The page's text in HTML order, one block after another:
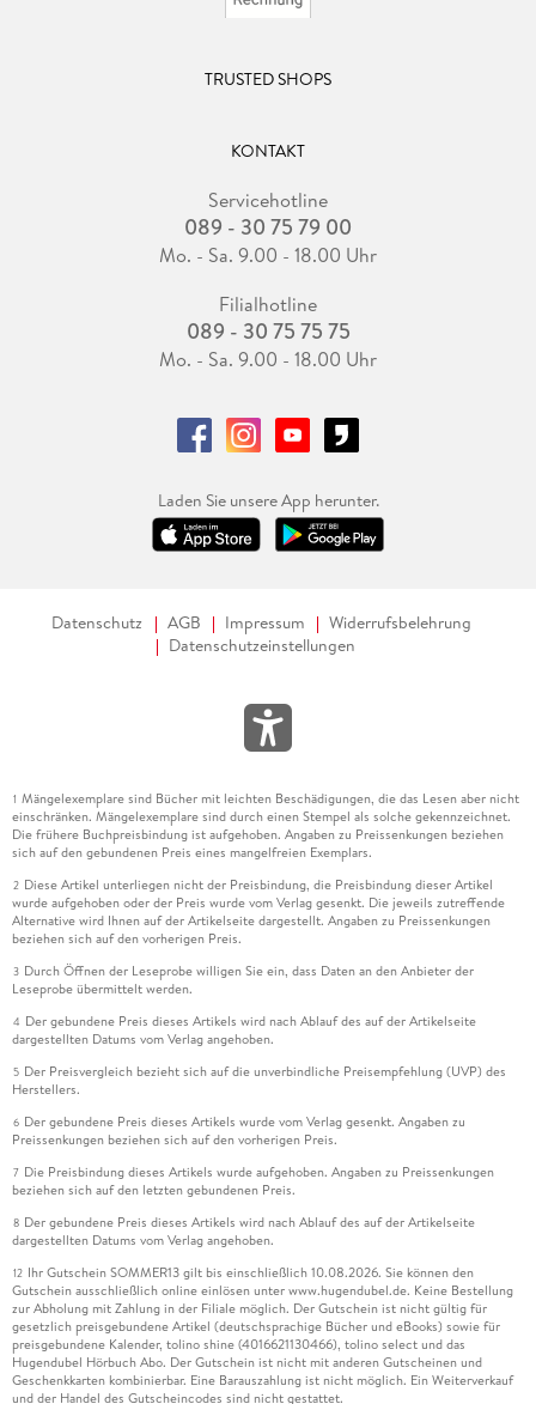
TRUSTED SHOPS
KONTAKT
Servicehotline
089 - 30 75 79 00
Mo. - Sa. 9.00 - 18.00 Uhr
Filialhotline
089 - 30 75 75 75
Mo. - Sa. 9.00 - 18.00 Uhr
Laden Sie unsere App herunter.
Datenschutz AGB Impressum
Widerrufsbelehrung
Datenschutzeinstellungen
1 Mängelexemplare sind Bücher mit leichten Beschädigungen, die das Lesen aber nicht
einschränken. Mängelexemplare sind durch einen Stempel als solche gekennzeichnet.
Die frühere Buchpreisbindung ist aufgehoben. Angaben zu Preissenkungen beziehen
sich auf den gebundenen Preis eines mangelfreien Exemplars.
2 Diese Artikel unterliegen nicht der Preisbindung, die Preisbindung dieser Artikel
wurde aufgehoben oder der Preis wurde vom Verlag gesenkt. Die jeweils zutreffende
Alternative wird Ihnen auf der Artikelseite dargestellt. Angaben zu Preissenkungen
beziehen sich auf den vorherigen Preis.
3 Durch Öffnen der Leseprobe willigen Sie ein, dass Daten an den Anbieter der
Leseprobe übermittelt werden.
4 Der gebundene Preis dieses Artikels wird nach Ablauf des auf der Artikelseite
dargestellten Datums vom Verlag angehoben.
5 Der Preisvergleich bezieht sich auf die unverbindliche Preisempfehlung (UVP) des
Herstellers.
6 Der gebundene Preis dieses Artikels wurde vom Verlag gesenkt. Angaben zu
Preissenkungen beziehen sich auf den vorherigen Preis.
7 Die Preisbindung dieses Artikels wurde aufgehoben. Angaben zu Preissenkungen
beziehen sich auf den letzten gebundenen Preis.
8 Der gebundene Preis dieses Artikels wird nach Ablauf des auf der Artikelseite
dargestellten Datums vom Verlag angehoben.
12 Ihr Gutschein SOMMER13 gilt bis einschließlich 10.08.2026. Sie können den
Gutschein ausschließlich online einlösen unter www.hugendubel.de. Keine Bestellung
zur Abholung mit Zahlung in der Filiale möglich. Der Gutschein ist nicht gültig für
gesetzlich preisgebundene Artikel (deutschsprachige Bücher und eBooks) sowie für
preisgebundene Kalender, tolino shine (4016621130466), tolino select und das
Hugendubel Hörbuch Abo. Der Gutschein ist nicht mit anderen Gutscheinen und
Geschenkkarten kombinierbar. Eine Barauszahlung ist nicht möglich. Ein Weiterverkauf
und der Handel des Gutscheincodes sind nicht gestattet.